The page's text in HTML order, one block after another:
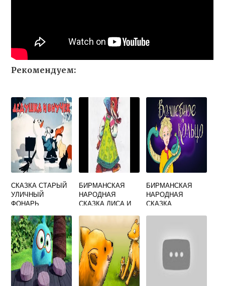
Рекомендуем:
СКАЗКА СТАРЫЙ
УЛИЧНЫЙ
ФОНАРЬ
БИРМАНСКАЯ
НАРОДНАЯ
СКАЗКА ЛИСА И
БИРМАНСКАЯ
НАРОДНАЯ
СКАЗКА